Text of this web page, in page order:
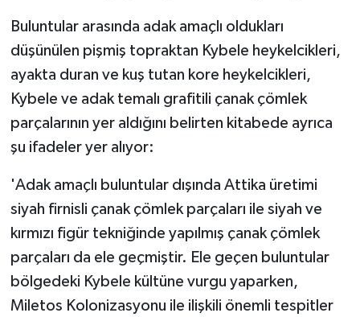
Buluntular arasında adak amaçlı oldukları
düşünülen pişmiş topraktan Kybele heykelcikleri,
ayakta duran ve kuş tutan kore heykelcikleri,
Kybele ve adak temalı grafitili çanak çömlek
parçalarının yer aldığını belirten kitabede ayrıca
şu ifadeler yer alıyor:
'Adak amaçlı buluntular dışında Attika üretimi
siyah firnisli çanak çömlek parçaları ile siyah ve
kırmızı figür tekniğinde yapılmış çanak çömlek
parçaları da ele geçmiştir. Ele geçen buluntular
bölgedeki Kybele kültüne vurgu yaparken,
Miletos Kolonizasyonu ile ilişkili önemli tespitler